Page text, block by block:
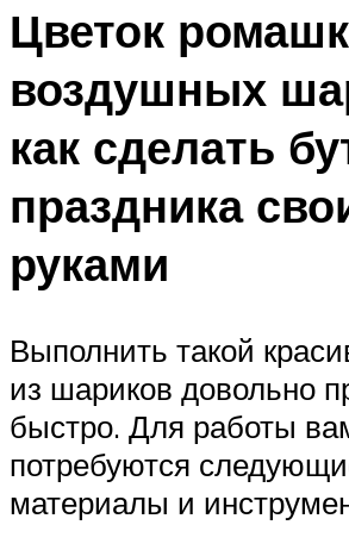
Цветок
воздушных
как сделать
праздника
руками
Выполнить такой
из шариков довольно
быстро. Для работы
потребуются
материалы и